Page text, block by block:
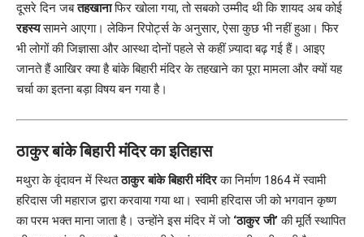
दूसरे दिन जबतहखानाफिर खोला गया, तो सबको उम्मीद थी कि शायद अब कोई
रहस्यसामने आएगा। लेकिन रिपोर्ट्स के अनुसार, ऐसा कुछ भी नहीं हुआ। फिर
भी लोगों की जिज्ञासा और आस्था दोनों पहले से कहीं ज़्यादा बढ़ गई हैं। आइए
जानते हैं आखिर क्या है बांके बिहारी मंदिर के तहखाने का पूरा मामला और क्यों यह
चर्चा का इतना बड़ा विषय बन गया है।
ठाकुर बांके बिहारी मंदिर का इतिहास
मथुरा के वृंदावन में स्थितठाकुर बांके बिहारी मंदिरका निर्माण 1864 में स्वामी
हरिदास जी महाराज द्वारा करवाया गया था। स्वामी हरिदास जी को भगवान कृष्ण
का परम भक्त माना जाता है। उन्होंने इस मंदिर में जो ‘ठाकुर जी’की मूर्ति स्थापित